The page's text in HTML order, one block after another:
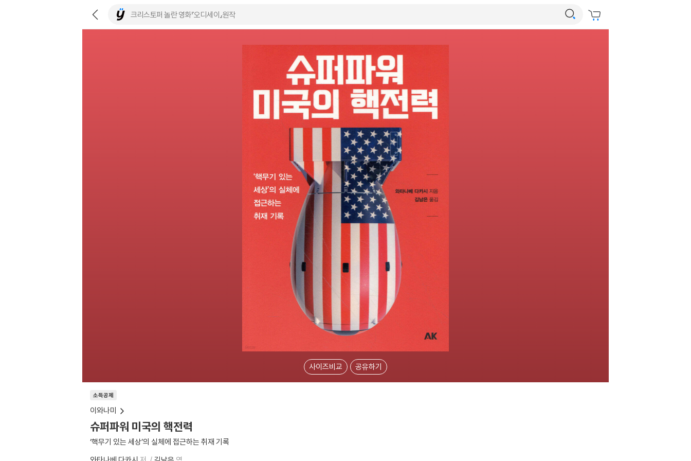
사이즈비교 공유하기
소득공제
이와나미
슈퍼파워 미국의 핵전력
‘핵무기 있는 세상’의 실체에 접근하는 취재 기록